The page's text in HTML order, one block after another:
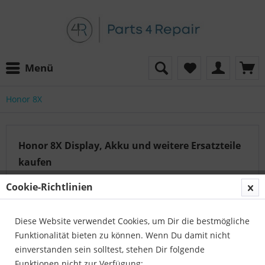
Menü
Honor 8X
Honor 8X Display, Akku und weitere Ersatzteile
kaufen
1mehr erfahren »
Auf der Suche nach dem passenden Artikel?
Unser Serviceteam hilft Ihnen gerne weiter:
Parts4Repair - Kundenservice
Cookie-Richtlinien
Diese Website verwendet Cookies, um Dir die bestmögliche
Funktionalität bieten zu können. Wenn Du damit nicht
einverstanden sein solltest, stehen Dir folgende